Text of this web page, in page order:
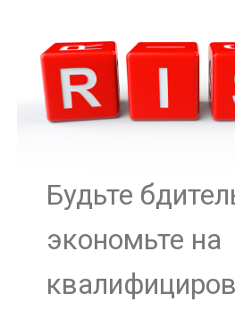
Будьте
экономьте на